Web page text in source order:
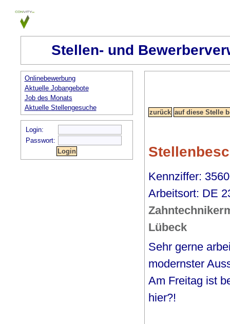
Stellen- und
Onlinebewerbung
Aktuelle Jobangebote
Job des Monats
Aktuelle Stellengesuche
Login:
Passwort:
Kennziffer:
Arbeitsort: DE
Lübeck
Sehr gerne
modernster
Am Freitag ist
hier?!